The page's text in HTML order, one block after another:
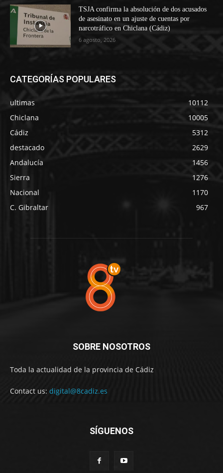
TSJA confirma la absolución de dos acusados
de asesinato en un ajuste de cuentas por
narcotráfico en Chiclana (Cádiz)
6 agosto, 2026
CATEGORÍAS POPULARES
ultimas
10112
Chiclana
10005
Cádiz
5312
destacado
2629
Andalucía
1456
Sierra
1276
Nacional
1170
C. Gibraltar
967
SOBRE NOSOTROS
Toda la actualidad de la provincia de Cádiz
Contact us: digital@8cadiz.es
SÍGUENOS